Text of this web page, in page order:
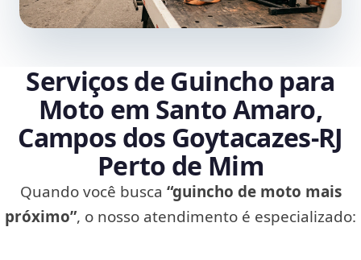
Serviços de Guincho para
Moto em Santo Amaro,
Campos dos Goytacazes‑RJ
Perto de Mim
Quando você busca “guincho de moto mais
próximo”, o nosso atendimento é especializado: